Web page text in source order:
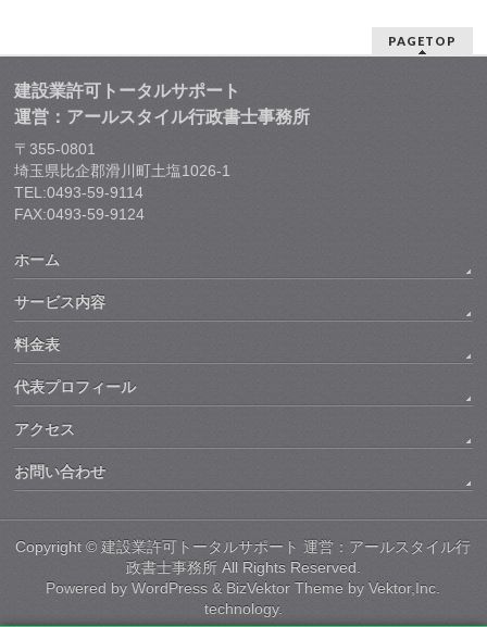
PAGETOP
建設業許可トータルサポート
運営：アールスタイル行政書士事務所
〒355-0801
埼玉県比企郡滑川町土塩1026-1
TEL:0493-59-9114
FAX:0493-59-9124
ホーム
サービス内容
料金表
代表プロフィール
アクセス
お問い合わせ
Copyright ©建設業許可トータルサポート 運営：アールスタイル行
政書士事務所All Rights Reserved.
Powered byWordPress & BizVektor Theme byVektor,Inc.
technology.